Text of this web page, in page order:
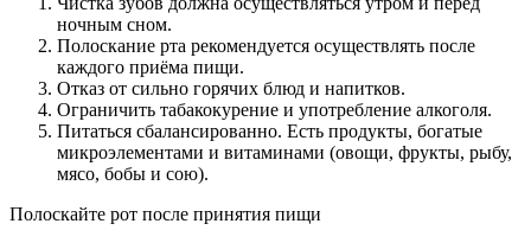
ночным сном.
Полоскание рта рекомендуется осуществлять после
каждого приёма пищи.
Отказ от сильно горячих блюд и напитков.
Ограничить табакокурение и употребление алкоголя.
Питаться сбалансированно. Есть продукты, богатые
микроэлементами и витаминами (овощи, фрукты, рыбу,
мясо, бобы и сою).
Полоскайте рот после принятия пищи